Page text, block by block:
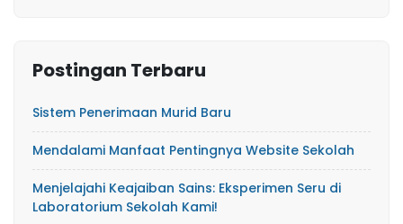
Postingan Terbaru
Sistem Penerimaan Murid Baru
Mendalami Manfaat Pentingnya Website Sekolah
Menjelajahi Keajaiban Sains: Eksperimen Seru di
Laboratorium Sekolah Kami!